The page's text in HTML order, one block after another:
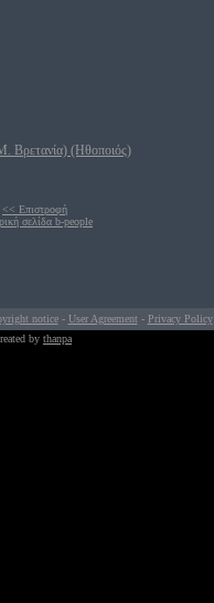
Βρετανία) (Ηθοποιός)
<< Επιστροφή
σελίδα b-people
notice- User Agreement - Privacy Policy
by thanpa